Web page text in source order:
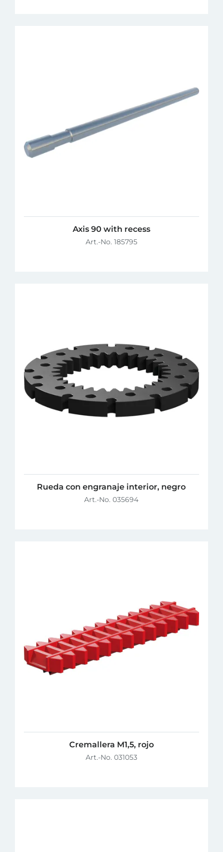
Axis 90 with recess
Art.-No. 185795
Rueda con engranaje interior, negro
Art.-No. 035694
Cremallera M1,5, rojo
Art.-No. 031053